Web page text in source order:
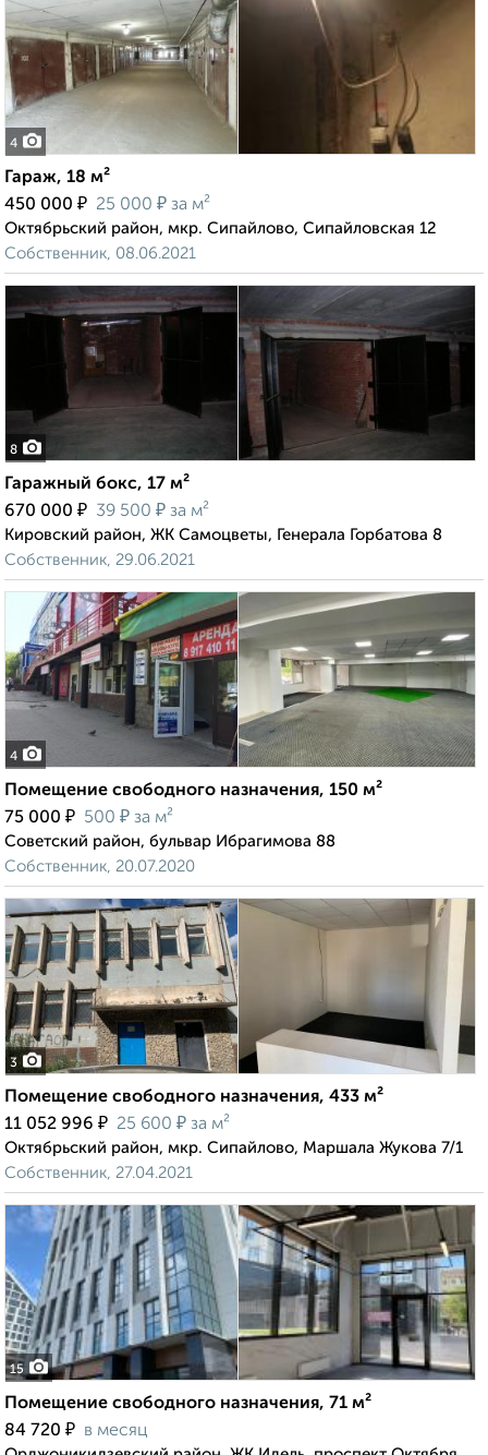
4
Гараж, 18 м²
450 000 ₽ 25 000 ₽ за м²
Октябрьский район, мкр. Сипайлово, Сипайловская 12
Собственник, 08.06.2021
8
Гаражный бокс, 17 м²
670 000 ₽ 39 500 ₽ за м²
Кировский район, ЖК Самоцветы, Генерала Горбатова 8
Собственник, 29.06.2021
4
Помещение свободного назначения, 150 м²
75 000 ₽ 500 ₽ за м²
Советский район, бульвар Ибрагимова 88
Собственник, 20.07.2020
3
Помещение свободного назначения, 433 м²
11 052 996 ₽ 25 600 ₽ за м²
Октябрьский район, мкр. Сипайлово, Маршала Жукова 7/1
Собственник, 27.04.2021
15
Помещение свободного назначения, 71 м²
84 720 ₽ в месяц